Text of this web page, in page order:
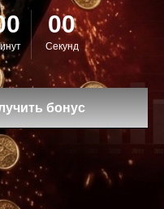
00
Секунд
бонус